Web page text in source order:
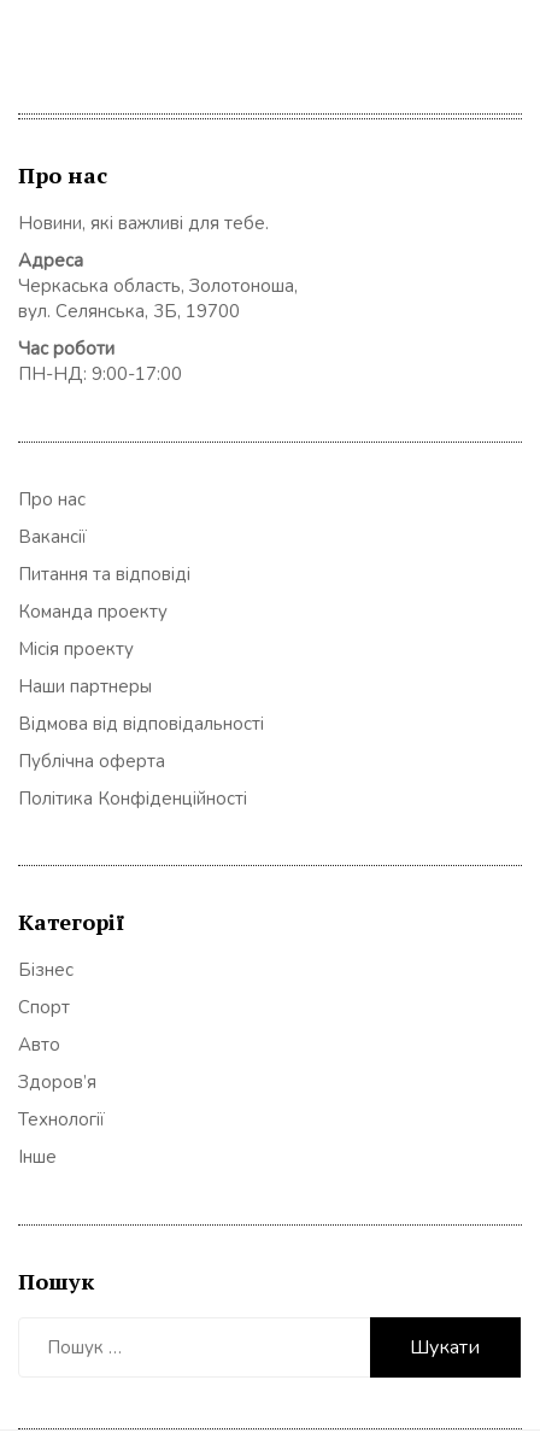
Про нас
Новини, які важливі для тебе.
Адреса
Черкаська область, Золотоноша,
вул. Селянська, 3Б, 19700
Час роботи
ПН-НД: 9:00-17:00
Про нас
Вакансії
Питання та відповіді
Команда проекту
Місія проекту
Наши партнеры
Відмова від відповідальності
Публічна оферта
Політика Конфіденційності
Категорії
Бізнес
Спорт
Авто
Здоров’я
Технології
Інше
Пошук